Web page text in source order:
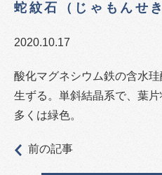
蛇紋石（じゃもんせき
2020.10.17
酸化マグネシウム鉄の含水
生ずる。単斜結晶系で、葉片
多くは緑色。
前の記事